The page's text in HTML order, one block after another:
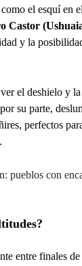
el esquí en el
Castor
y la
el deshielo y
su parte,
perfectos
pueblos con
entre finales